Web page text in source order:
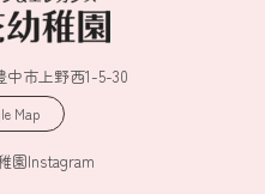
中市上野西1-5-30
Map
園Instagram